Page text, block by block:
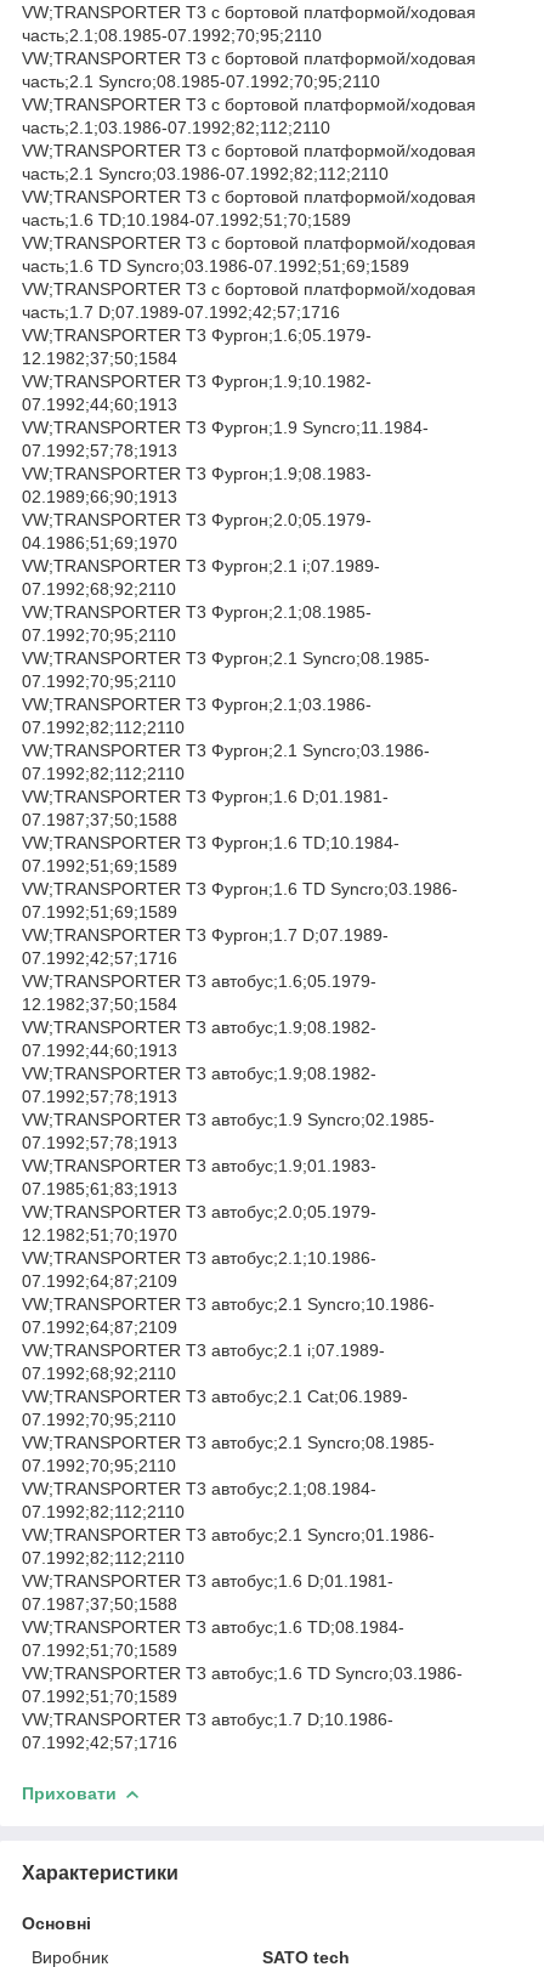
VW;TRANSPORTER T3 c бортовой платформой/ходовая
часть;2.1;08.1985-07.1992;70;95;2110
VW;TRANSPORTER T3 c бортовой платформой/ходовая
часть;2.1 Syncro;08.1985-07.1992;70;95;2110
VW;TRANSPORTER T3 c бортовой платформой/ходовая
часть;2.1;03.1986-07.1992;82;112;2110
VW;TRANSPORTER T3 c бортовой платформой/ходовая
часть;2.1 Syncro;03.1986-07.1992;82;112;2110
VW;TRANSPORTER T3 c бортовой платформой/ходовая
часть;1.6 TD;10.1984-07.1992;51;70;1589
VW;TRANSPORTER T3 c бортовой платформой/ходовая
часть;1.6 TD Syncro;03.1986-07.1992;51;69;1589
VW;TRANSPORTER T3 c бортовой платформой/ходовая
часть;1.7 D;07.1989-07.1992;42;57;1716
VW;TRANSPORTER T3 Фургон;1.6;05.1979-
12.1982;37;50;1584
VW;TRANSPORTER T3 Фургон;1.9;10.1982-
07.1992;44;60;1913
VW;TRANSPORTER T3 Фургон;1.9 Syncro;11.1984-
07.1992;57;78;1913
VW;TRANSPORTER T3 Фургон;1.9;08.1983-
02.1989;66;90;1913
VW;TRANSPORTER T3 Фургон;2.0;05.1979-
04.1986;51;69;1970
VW;TRANSPORTER T3 Фургон;2.1 i;07.1989-
07.1992;68;92;2110
VW;TRANSPORTER T3 Фургон;2.1;08.1985-
07.1992;70;95;2110
VW;TRANSPORTER T3 Фургон;2.1 Syncro;08.1985-
07.1992;70;95;2110
VW;TRANSPORTER T3 Фургон;2.1;03.1986-
07.1992;82;112;2110
VW;TRANSPORTER T3 Фургон;2.1 Syncro;03.1986-
07.1992;82;112;2110
VW;TRANSPORTER T3 Фургон;1.6 D;01.1981-
07.1987;37;50;1588
VW;TRANSPORTER T3 Фургон;1.6 TD;10.1984-
07.1992;51;69;1589
VW;TRANSPORTER T3 Фургон;1.6 TD Syncro;03.1986-
07.1992;51;69;1589
VW;TRANSPORTER T3 Фургон;1.7 D;07.1989-
07.1992;42;57;1716
VW;TRANSPORTER T3 автобус;1.6;05.1979-
12.1982;37;50;1584
VW;TRANSPORTER T3 автобус;1.9;08.1982-
07.1992;44;60;1913
VW;TRANSPORTER T3 автобус;1.9;08.1982-
07.1992;57;78;1913
VW;TRANSPORTER T3 автобус;1.9 Syncro;02.1985-
07.1992;57;78;1913
VW;TRANSPORTER T3 автобус;1.9;01.1983-
07.1985;61;83;1913
VW;TRANSPORTER T3 автобус;2.0;05.1979-
12.1982;51;70;1970
VW;TRANSPORTER T3 автобус;2.1;10.1986-
07.1992;64;87;2109
VW;TRANSPORTER T3 автобус;2.1 Syncro;10.1986-
07.1992;64;87;2109
VW;TRANSPORTER T3 автобус;2.1 i;07.1989-
07.1992;68;92;2110
VW;TRANSPORTER T3 автобус;2.1 Cat;06.1989-
07.1992;70;95;2110
VW;TRANSPORTER T3 автобус;2.1 Syncro;08.1985-
07.1992;70;95;2110
VW;TRANSPORTER T3 автобус;2.1;08.1984-
07.1992;82;112;2110
VW;TRANSPORTER T3 автобус;2.1 Syncro;01.1986-
07.1992;82;112;2110
VW;TRANSPORTER T3 автобус;1.6 D;01.1981-
07.1987;37;50;1588
VW;TRANSPORTER T3 автобус;1.6 TD;08.1984-
07.1992;51;70;1589
VW;TRANSPORTER T3 автобус;1.6 TD Syncro;03.1986-
07.1992;51;70;1589
VW;TRANSPORTER T3 автобус;1.7 D;10.1986-
07.1992;42;57;1716
Приховати
Характеристики
Основні
Виробник
SATO tech